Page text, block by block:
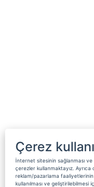
Çerez
İnternet sitesinin sağlanması
çerezler kullanmaktayız.
reklam/pazarlama
kullanılması ve